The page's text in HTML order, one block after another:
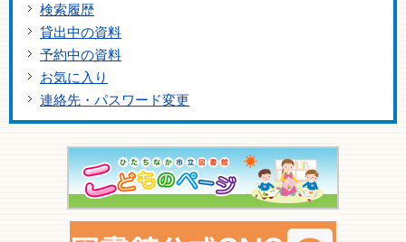
検索履歴
貸出中の資料
予約中の資料
お気に入り
連絡先・パスワード変更